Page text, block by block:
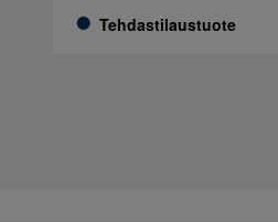
Tehdastilaustuote